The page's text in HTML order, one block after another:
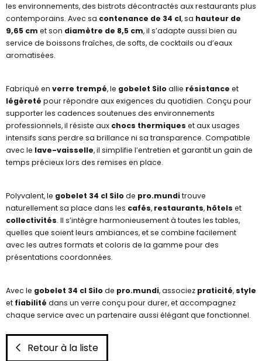
les environnements, des bistrots décontractés aux restaurants plus
contemporains. Avec sa contenance de 34 cl, sa hauteur de
9,65 cm et son diamètre de 8,5 cm, il s’adapte aussi bien au
service de boissons fraîches, de softs, de cocktails ou d’eaux
aromatisées.
Fabriqué en verre trempé, le gobelet Siloallie résistance et
légèreté pour répondre aux exigences du quotidien. Conçu pour
supporter les cadences soutenues des environnements
professionnels, il résiste aux chocs thermiques et aux usages
intensifs sans perdre sa brillance ni sa transparence. Compatible
avec le lave-vaisselle, il simplifie l’entretien et garantit un gain de
temps précieux lors des remises en place.
Polyvalent, le gobelet 34 cl Silode pro.munditrouve
naturellement sa place dans les cafés, restaurants, hôtels et
collectivités. Il s’intègre harmonieusement à toutes les tables,
quelles que soient leurs ambiances, et se combine facilement
avec les autres formats et coloris de la gamme pour des
présentations coordonnées.
Avec le gobelet 34 cl Silode pro.mundi, associez praticité, style
et fiabilité dans un verre conçu pour durer, et accompagnez
chaque service avec un partenaire aussi élégant que fonctionnel.
Retour à la liste